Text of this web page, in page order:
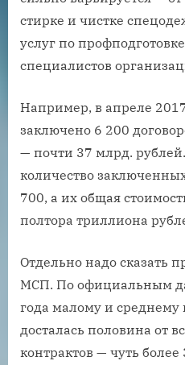
стирке и чистке
услуг по
специалистов
Например, в апреле
заключено 6 200
— почти 37 млрд.
количество
700, а их общая
полтора триллиона
Отдельно надо сказать
МСП. По официальным
года малому и
досталась половина от
контрактов — чуть